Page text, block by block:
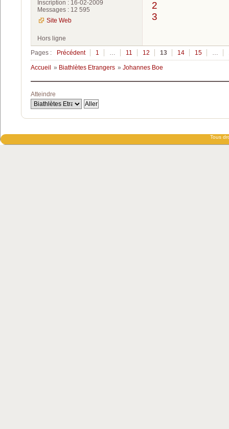
Inscription : 16-02-2009
Messages : 12 595
Site Web
2
3
Hors ligne
Pages :
Précédent 1 11 12 13 14 15
Accueil » Biathlètes Etrangers » Johannes Boe
Atteindre
Tous